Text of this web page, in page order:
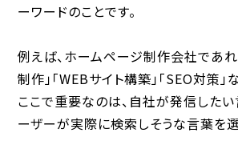
ーワードのことです。
例えば、ホームページ制作会社であ
制作」「WEBサイト構築」「SEO対策」
ここで重要なのは、自社が発信したい
ーザーが実際に検索しそうな言葉を